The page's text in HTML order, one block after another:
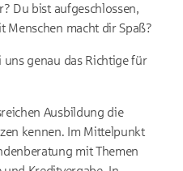
Du bist aufgeschlossen,
Menschen macht dir Spaß?
genau das Richtige für
Ausbildung die
kennen. Im Mittelpunkt
mit Themen